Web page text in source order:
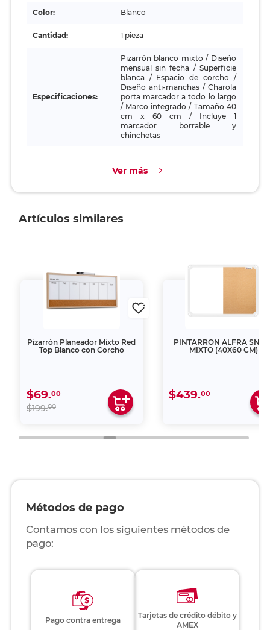
Color: Blanco
Cantidad: 1 pieza
Especificaciones:
Pizarrón blanco mixto / Diseño
mensual sin fecha / Superficie
blanca / Espacio de corcho /
Diseño anti-manchas / Charola
porta marcador a todo lo largo
/ Marco integrado / Tamaño 40
cm x 60 cm / Incluye 1
marcador borrable y
chinchetas
Ver más
Artículos similares
Pizarrón Planeador Mixto Red
Top Blanco con Corcho
$69.00
$199.00
PINTARRON ALFRA
MIXTO (40X60 CM)
$439.00
Métodos de pago
Contamos con los siguientes métodos de
pago:
Pago contra entrega
Tarjetas de crédito débito y
AMEX